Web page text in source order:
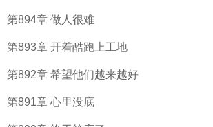
第894章 做人很难
第893章 开着酷跑上工地
第892章 希望他们越来越好
第891章 心里没底